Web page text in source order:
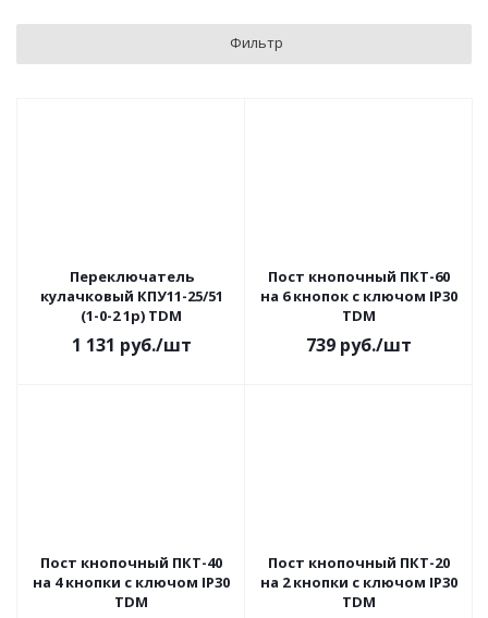
Фильтр
Переключатель
кулачковый КПУ11-25/51
(1-0-2 1р) TDM
1 131 руб./шт
Пост кнопочный ПКТ-60
на 6 кнопок с ключом IP30
TDM
739 руб./шт
Пост кнопочный ПКТ-40
на 4 кнопки с ключом IP30
TDM
Пост кнопочный ПКТ-20
на 2 кнопки с ключом IP30
TDM